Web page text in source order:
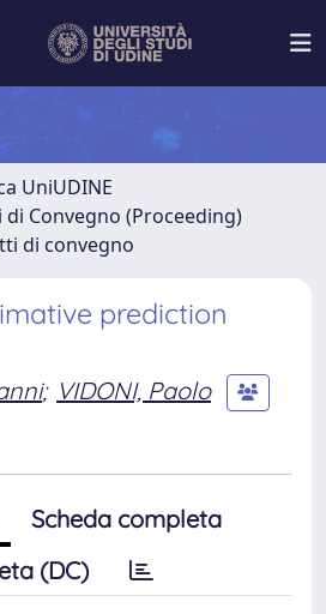
UniUDINE
Convegno (Proceeding)
di convegno
prediction
; VIDONI, Paolo
Scheda completa
(DC)